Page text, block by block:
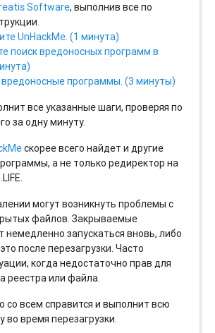
Software, выполнив все по
UnHackMe. (1 минута)
поиск вредоносных программ в
программы. (3 минуты)
все указанные шаги, проверяя по
за одну минуту.
скорее всего найдет и другие
а не только редиректор на
могут возникнуть проблемы с
файлов. Закрываемые
немедленно запускаться вновь, либо
после перезагрузки. Часто
когда недостаточно прав для
реестра или файла.
со всем справится и выполнит всю
во время перезагрузки.